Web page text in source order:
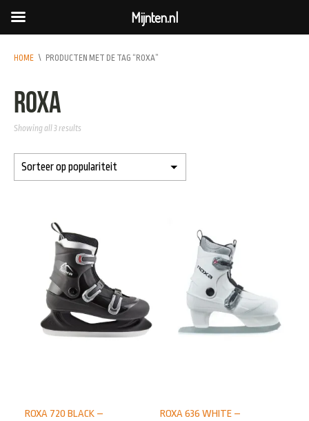
HOME \ PRODUCTEN MET DE TAG “ROXA”
roxa
Showing all 3 results
ROXA 636 WHITE –
ROXA 720 BLACK –
Mijnten.nl